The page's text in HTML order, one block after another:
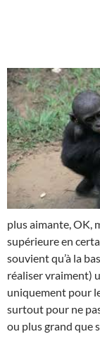
plus aimante, OK,
supérieure en
souvient qu’à la
réaliser vraiment)
uniquement pour
surtout pour ne
ou plus grand que